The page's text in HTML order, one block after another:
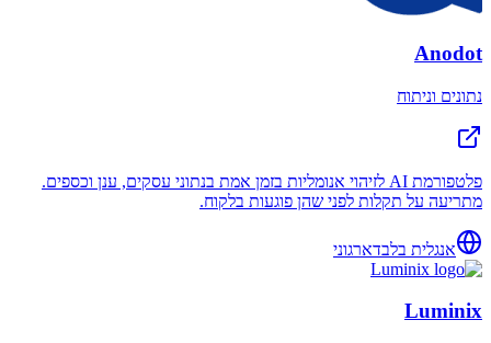
Anodot
נתונים וניתוח
פלטפורמת AI לזיהוי אנומליות בזמן אמת בנתוני עסקים, ענן וכספים.
מתריעה על תקלות לפני שהן פוגעות בלקוח.
אנגלית בלבדארגוני
Luminix